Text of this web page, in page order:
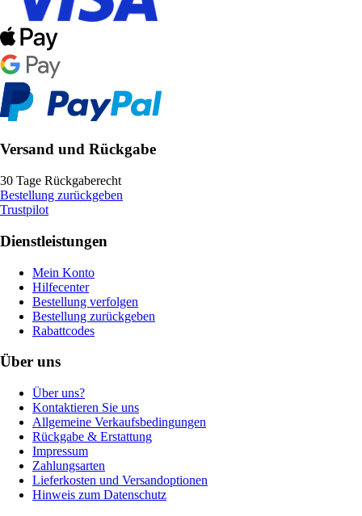
Versand und Rückgabe
30 Tage Rückgaberecht
Bestellung zurückgeben
Trustpilot
Dienstleistungen
Mein Konto
Hilfecenter
Bestellung verfolgen
Bestellung zurückgeben
Rabattcodes
Über uns
Über uns?
Kontaktieren Sie uns
Allgemeine Verkaufsbedingungen
Rückgabe & Erstattung
Impressum
Zahlungsarten
Lieferkosten und Versandoptionen
Hinweis zum Datenschutz